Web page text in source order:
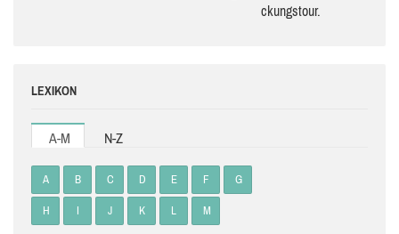
ckungs­tour.
LEXIKON
A-M N-Z
A B C D E F G
H I J K L M